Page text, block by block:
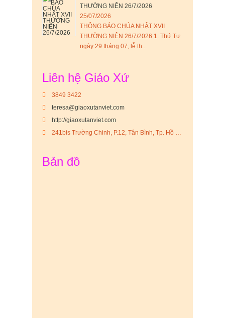
THƯỜNG NIÊN 26/7/2026
25/07/2026
THÔNG BÁO CHÚA NHẬT XVII
THƯỜNG NIÊN 26/7/2026 1. Thứ Tư
ngày 29 tháng 07, lễ th...
Liên hệ Giáo Xứ
3849 3422
teresa@giaoxutanviet.com
http://giaoxutanviet.com
241bis Trường Chinh, P.12, Tân Bình, Tp. Hồ Chí Minh
Bản đồ